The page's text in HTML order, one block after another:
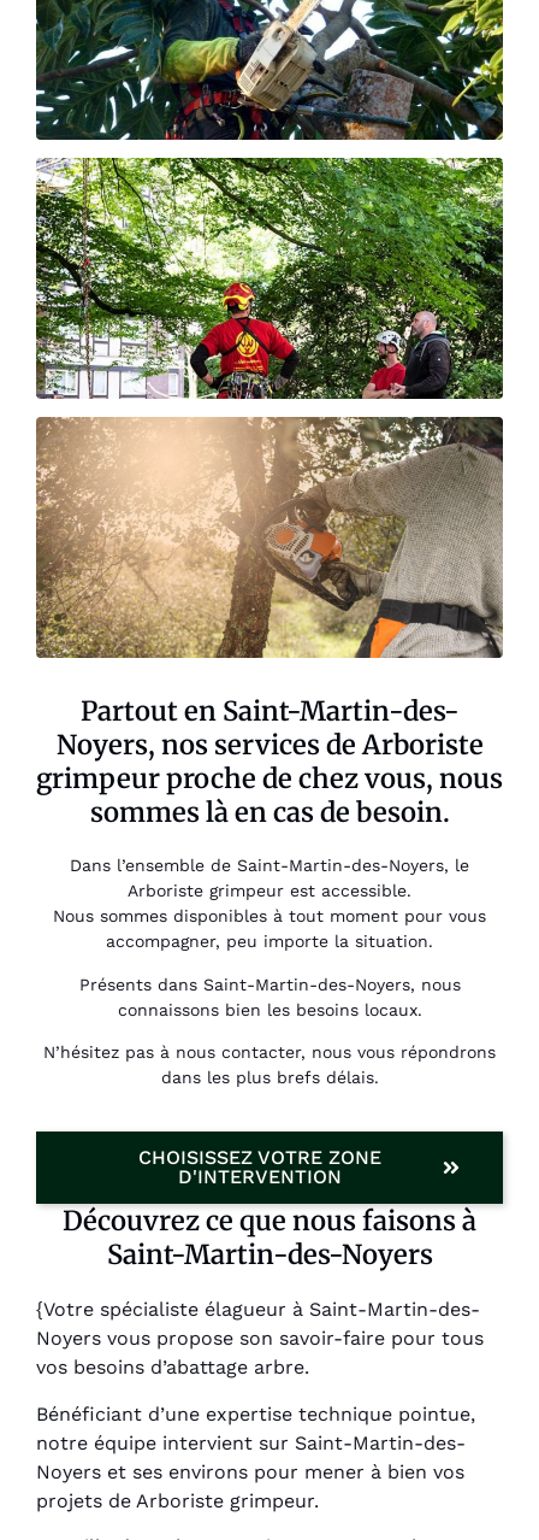
Partout en Saint-Martin-des-
Noyers, nos services de Arboriste
grimpeur proche de chez vous, nous
sommes là en cas de besoin.
Dans l’ensemble de Saint-Martin-des-Noyers, le
Arboriste grimpeur est accessible.
Nous sommes disponibles à tout moment pour vous
accompagner, peu importe la situation.
Présents dans Saint-Martin-des-Noyers, nous
connaissons bien les besoins locaux.
N’hésitez pas à nous contacter, nous vous répondrons
dans les plus brefs délais.
CHOISISSEZ VOTRE ZONE
D'INTERVENTION
Découvrez ce que nous faisons à
Saint-Martin-des-Noyers
{Votre spécialiste élagueur à Saint-Martin-des-
Noyers vous propose son savoir-faire pour tous
vos besoins d’abattage arbre.
Bénéficiant d’une expertise technique pointue,
notre équipe intervient sur Saint-Martin-des-
Noyers et ses environs pour mener à bien vos
projets de Arboriste grimpeur.